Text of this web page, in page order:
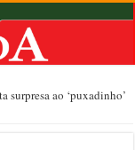
surpresa ao ‘puxadinho’